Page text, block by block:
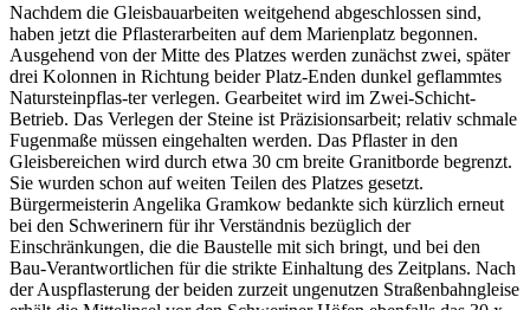
Nachdem die Gleisbauarbeiten weitgehend abgeschlossen sind,
haben jetzt die Pflasterarbeiten auf dem Marienplatz begonnen.
Ausgehend von der Mitte des Platzes werden zunächst zwei, später
drei Kolonnen in Richtung beider Platz-Enden dunkel geflammtes
Natursteinpflas-ter verlegen. Gearbeitet wird im Zwei-Schicht-
Betrieb. Das Verlegen der Steine ist Präzisionsarbeit; relativ schmale
Fugenmaße müssen eingehalten werden. Das Pflaster in den
Gleisbereichen wird durch etwa 30 cm breite Granitborde begrenzt.
Sie wurden schon auf weiten Teilen des Platzes gesetzt.
Bürgermeisterin Angelika Gramkow bedankte sich kürzlich erneut
bei den Schwerinern für ihr Verständnis bezüglich der
Einschränkungen, die die Baustelle mit sich bringt, und bei den
Bau-Verantwortlichen für die strikte Einhaltung des Zeitplans. Nach
der Auspflasterung der beiden zurzeit ungenutzen Straßenbahngleise